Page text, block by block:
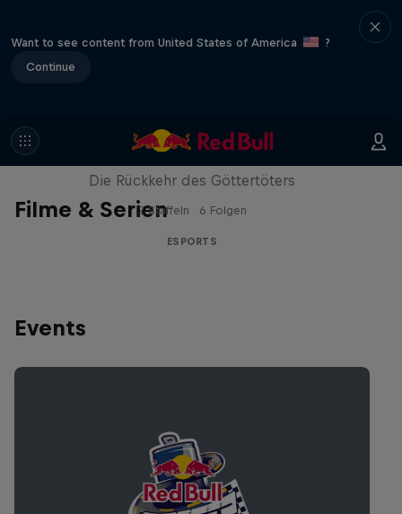
Want to see content from United States of America
?
Continue
Filme & Serien
Cultivation
Die Rückkehr des Göttertöters
2 Staffeln · 6 Folgen
ESPORTS
Events